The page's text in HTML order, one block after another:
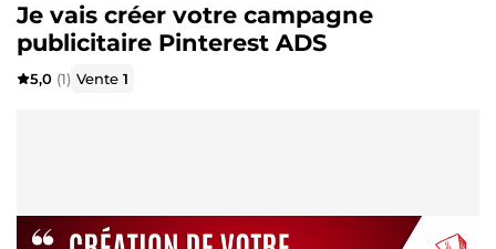
Je vais créer votre campagne
publicitaire Pinterest ADS
5,0 (1) Vente1